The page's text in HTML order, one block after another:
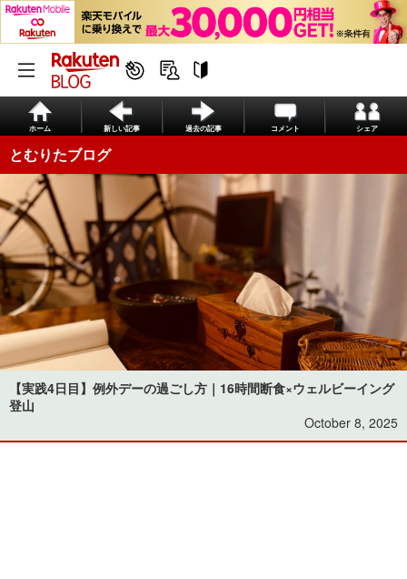
ホーム 新しい記事 過去の記事 コメント シェア
とむりたブログ
【実践4日目】例外デーの過ごし方｜16時間断食×ウェルビーイング
登山
October 8, 2025